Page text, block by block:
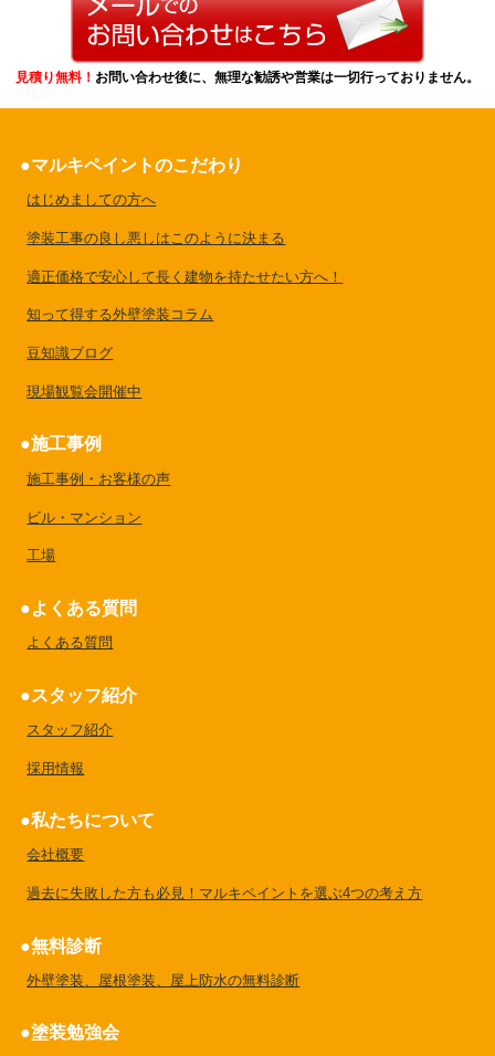
見積り無料！ お問い合わせ後に、無理な勧誘や営業は一切行っておりません。
マルキペイントのこだわり
はじめましての方へ
塗装工事の良し悪しはこのように決まる
適正価格で安心して長く建物を持たせたい方へ！
知って得する外壁塗装コラム
豆知識ブログ
現場観覧会開催中
施工事例
施工事例・お客様の声
ビル・マンション
工場
よくある質問
よくある質問
スタッフ紹介
スタッフ紹介
採用情報
私たちについて
会社概要
過去に失敗した方も必見！マルキペイントを選ぶ4つの考え方
無料診断
外壁塗装、屋根塗装、屋上防水の無料診断
塗装勉強会